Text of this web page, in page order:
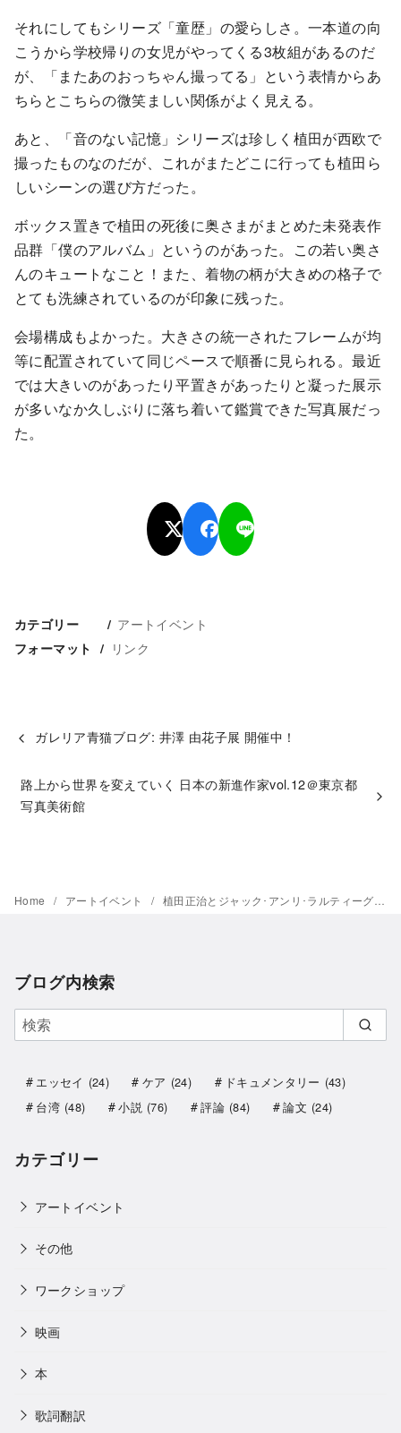
それにしてもシリーズ「童歴」の愛らしさ。一本道の向
こうから学校帰りの女児がやってくる3枚組があるのだ
が、「またあのおっちゃん撮ってる」という表情からあ
ちらとこちらの微笑ましい関係がよく見える。
あと、「音のない記憶」シリーズは珍しく植田が西欧で
撮ったものなのだが、これがまたどこに行っても植田ら
しいシーンの選び方だった。
ボックス置きで植田の死後に奥さまがまとめた未発表作
品群「僕のアルバム」というのがあった。この若い奥さ
んのキュートなこと！また、着物の柄が大きめの格子で
とても洗練されているのが印象に残った。
会場構成もよかった。大きさの統一されたフレームが均
等に配置されていて同じペースで順番に見られる。最近
では大きいのがあったり平置きがあったりと凝った展示
が多いなか久しぶりに落ち着いて鑑賞できた写真展だっ
た。
カテゴリー アートイベント
フォーマット リンク
ガレリア青猫ブログ: 井澤 由花子展 開催中！
路上から世界を変えていく 日本の新進作家vol.12＠東京都
写真美術館
Home アートイベント 植田正治とジャック･アンリ･ラルティーグ －写真であそぶ－＠東京都写真美術館
ブログ内検索
エッセイ (24) ケア (24) ドキュメンタリー (43)
台湾 (48) 小説 (76) 評論 (84) 論文 (24)
カテゴリー
アートイベント
その他
ワークショップ
映画
本
歌詞翻訳